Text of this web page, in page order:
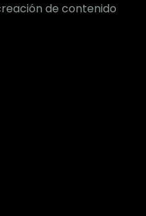
de contenido